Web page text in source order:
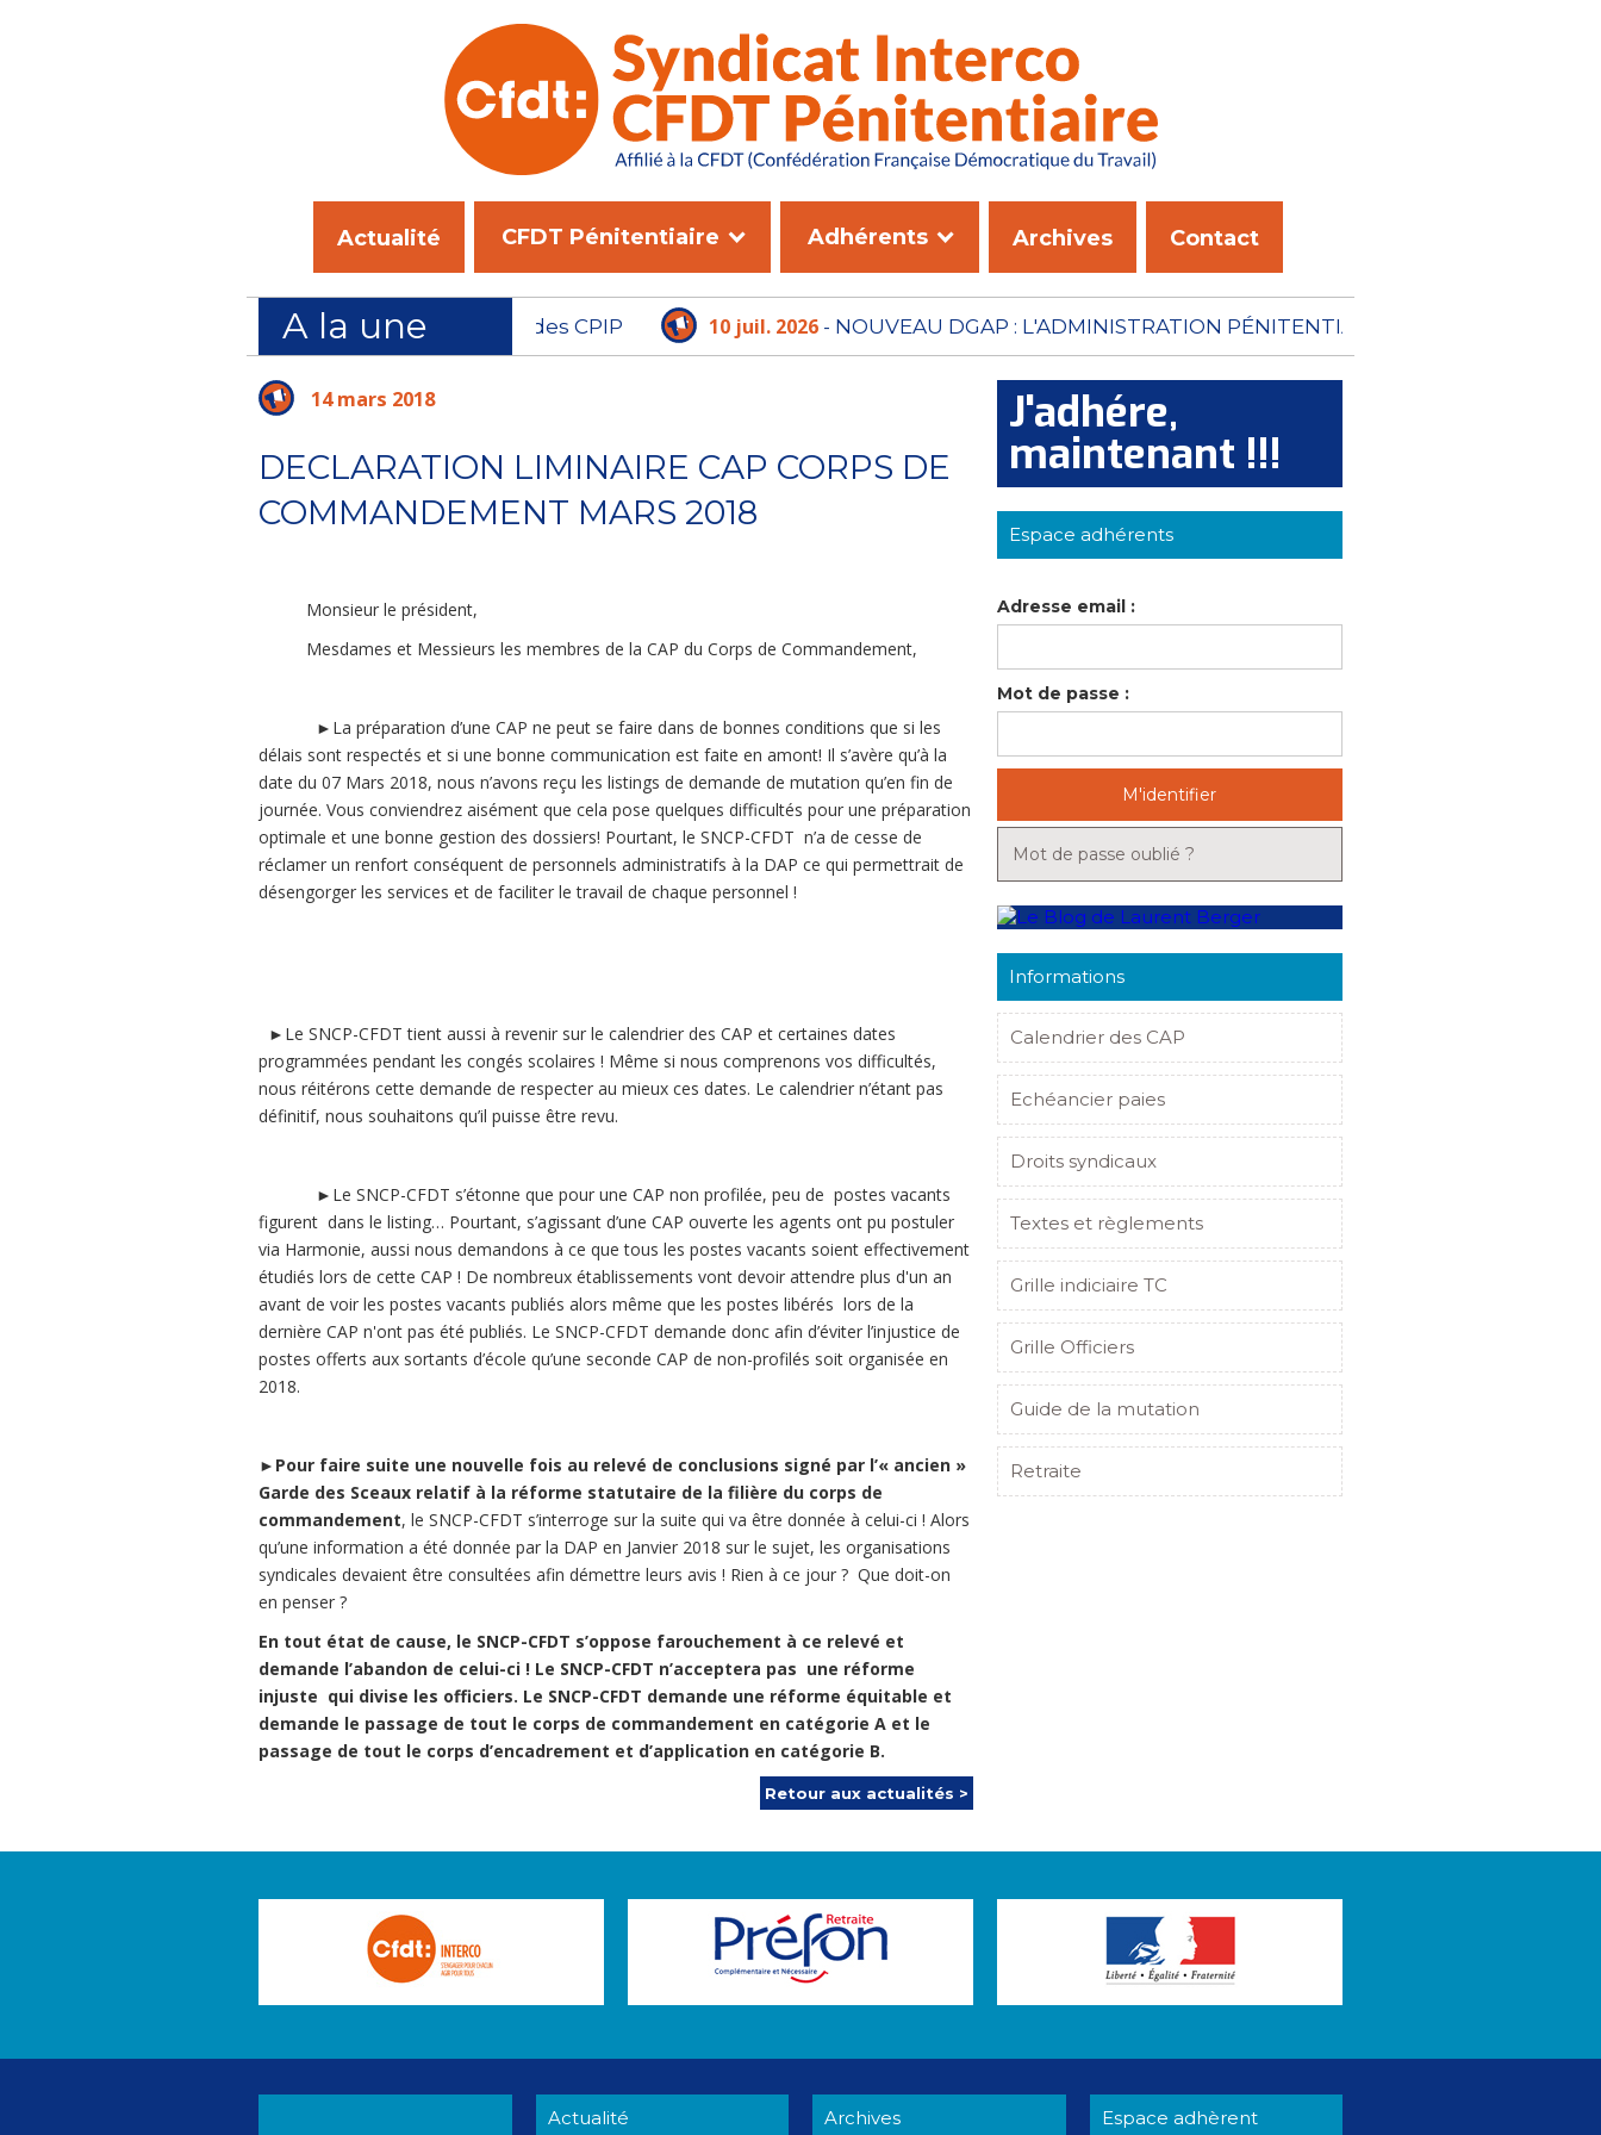
Actualité CFDT Pénitentiaire Adhérents Archives Contact
A la une 10 juil. 2026- NOUVEAU DGAP : L'ADMINISTRATION PÉNITENTIAIRE N'A
PLUS LE TEMPS D'ATTENDRE
14 mars 2018
DECLARATION LIMINAIRE CAP CORPS DE
COMMANDEMENT MARS 2018
Monsieur le président,
Mesdames et Messieurs les membres de la CAP du Corps de Commandement,
►La préparation d’une CAP ne peut se faire dans de bonnes conditions que si les
délais sont respectés et si une bonne communication est faite en amont! Il s’avère qu’à la
date du 07 Mars 2018, nous n’avons reçu les listings de demande de mutation qu’en fin de
journée. Vous conviendrez aisément que cela pose quelques difficultés pour une préparation
optimale et une bonne gestion des dossiers! Pourtant, le SNCP-CFDT n’a de cesse de
réclamer un renfort conséquent de personnels administratifs à la DAP ce qui permettrait de
désengorger les services et de faciliter le travail de chaque personnel !
►Le SNCP-CFDT tient aussi à revenir sur le calendrier des CAP et certaines dates
programmées pendant les congés scolaires ! Même si nous comprenons vos difficultés,
nous réitérons cette demande de respecter au mieux ces dates. Le calendrier n’étant pas
définitif, nous souhaitons qu’il puisse être revu.
►Le SNCP-CFDT s’étonne que pour une CAP non profilée, peu de postes vacants
figurent dans le listing… Pourtant, s’agissant d’une CAP ouverte les agents ont pu postuler
via Harmonie, aussi nous demandons à ce que tous les postes vacants soient effectivement
étudiés lors de cette CAP ! De nombreux établissements vont devoir attendre plus d'un an
avant de voir les postes vacants publiés alors même que les postes libérés lors de la
dernière CAP n'ont pas été publiés. Le SNCP-CFDT demande donc afin d’éviter l’injustice de
postes offerts aux sortants d’école qu’une seconde CAP de non-profilés soit organisée en
2018.
►Pour faire suite une nouvelle fois au relevé de conclusions signé par l’« ancien »
Garde des Sceaux relatif à la réforme statutaire de la filière du corps de
commandement, le SNCP-CFDT s’interroge sur la suite qui va être donnée à celui-ci ! Alors
qu’une information a été donnée par la DAP en Janvier 2018 sur le sujet, les organisations
syndicales devaient être consultées afin démettre leurs avis ! Rien à ce jour ? Que doit-on
en penser ?
En tout état de cause, le SNCP-CFDT s’oppose farouchement à ce relevé et
demande l’abandon de celui-ci ! Le SNCP-CFDT n’acceptera pas une réforme
injuste qui divise les officiers. Le SNCP-CFDT demande une réforme équitable et
demande le passage de tout le corps de commandement en catégorie A et le
passage de tout le corps d’encadrement et d’application en catégorie B.
Retour aux actualités >
J'adhére,
maintenant !!!
Espace adhérents
Adresse email :
Mot de passe :
M'identifier
Mot de passe oublié ?
Informations
Calendrier des CAP
Echéancier paies
Droits syndicaux
Textes et règlements
Grille indiciaire TC
Grille Officiers
Guide de la mutation
Retraite
Actualité Archives Espace adhèrent